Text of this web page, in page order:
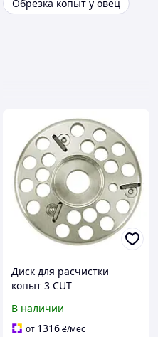
Обрезка копыт у овец
Диск для расчистки
копыт 3 CUT
В наличии
от 1316₴/мес